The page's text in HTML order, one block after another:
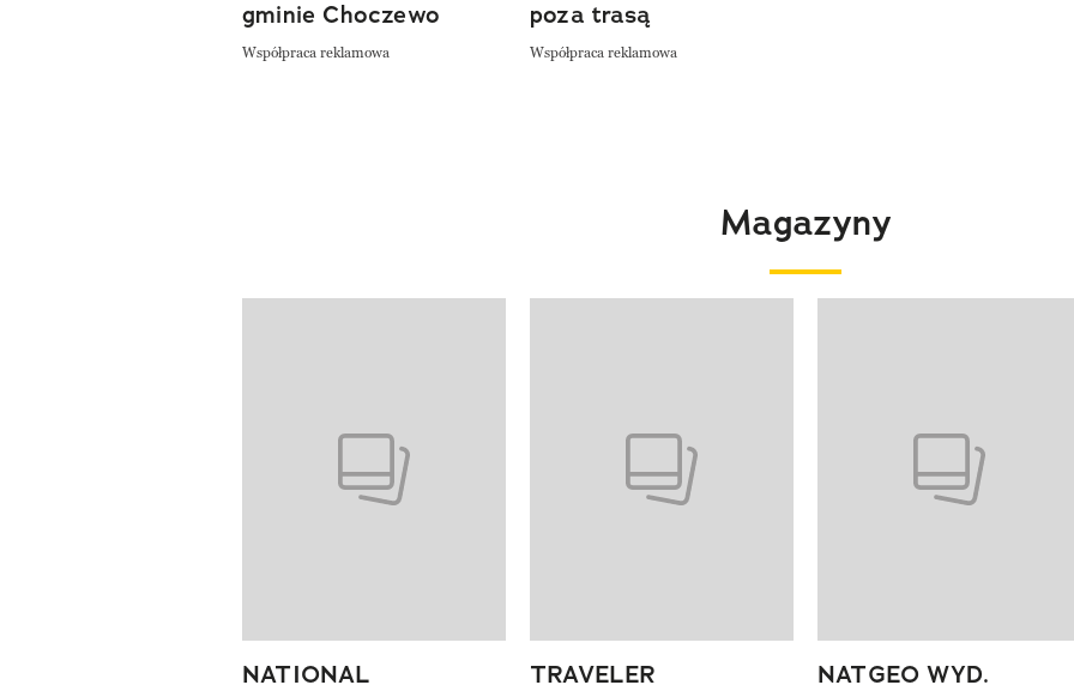
gminie Choczewo
Współpraca reklamowa
poza trasą
Współpraca reklamowa
Magazyny
NATIONAL
TRAVELER
NATGEO WYD.